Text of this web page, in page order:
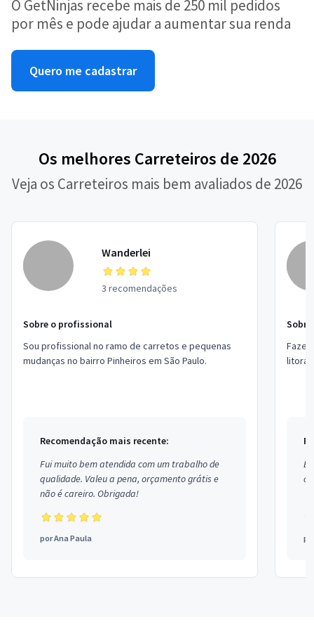
O GetNinjas recebe mais de 250 mil pedidos
por mês e pode ajudar a aumentar sua renda
Quero me cadastrar
Os melhores Carreteiros de 2026
Veja os Carreteiros mais bem avaliados de 2026
Wanderlei
3 recomendações
Sobre o profissional
Sou profissional no ramo de carretos e pequenas
mudanças no bairro Pinheiros em São Paulo.
Recomendação mais recente:
Fui muito bem atendida com um trabalho de
qualidade. Valeu a pena, orçamento grátis e
não é careiro. Obrigada!
porAna Paula
litoral